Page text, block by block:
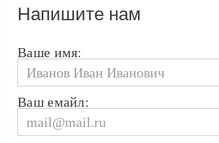
Напишите нам
Ваше имя:
Ваш емайл: